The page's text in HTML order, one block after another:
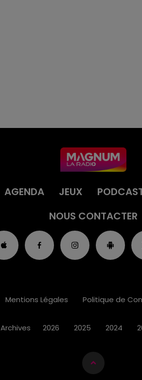
AGENDA JEUX
NOUS CONTACTER
Mentions Légales Politique de
Archives 2026 2025 2024